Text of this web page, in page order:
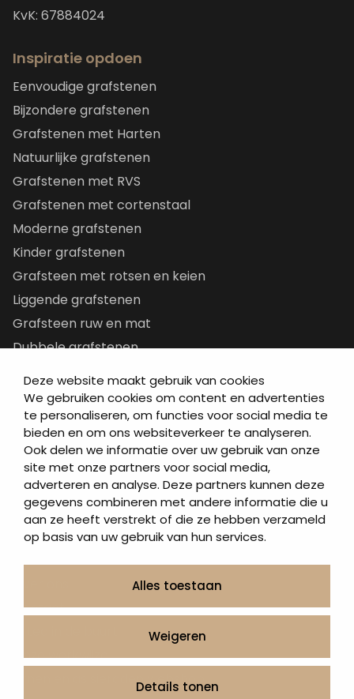
Deze website maakt gebruik van cookies
We gebruiken cookies om content en advertenties
te personaliseren, om functies voor social media te
bieden en om ons websiteverkeer te analyseren.
Ook delen we informatie over uw gebruik van onze
site met onze partners voor social media,
adverteren en analyse. Deze partners kunnen deze
gegevens combineren met andere informatie die u
aan ze heeft verstrekt of die ze hebben verzameld
op basis van uw gebruik van hun services.
Alles toestaan
Weigeren
Details tonen
KvK: 67884024
Inspiratie opdoen
Eenvoudige grafstenen
Bijzondere grafstenen
Grafstenen met Harten
Natuurlijke grafstenen
Grafstenen met RVS
Grafstenen met cortenstaal
Moderne grafstenen
Kinder grafstenen
Grafsteen met rotsen en keien
Liggende grafstenen
Grafsteen ruw en mat
Dubbele grafstenen
Letterplaten
Grafzerken kopen
Direct naar
Grafstenen
As artikelen
Urngrafmonumenten
Informatie
Contact
Onze werkwijze
Urnen en as sieraden webshop